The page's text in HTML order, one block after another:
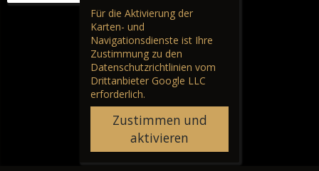
Für die Aktivierung der
Karten- und
Navigationsdienste ist Ihre
Zustimmung zu den
Datenschutzrichtlinien vom
Drittanbieter Google LLC
erforderlich.
Zustimmen und
aktivieren